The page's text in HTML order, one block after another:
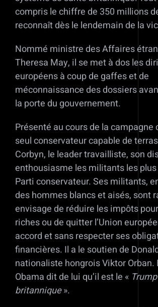
compris le chiffre de 350 millions
reconnaît dès le lendemain de la
Nommé ministre des Affaires
Theresa May, il se met à dos les
européens à coup de gaffes et de
méconnaissance des dossiers
la porte du gouvernement.
Présenté au cours de la campagne
seul conservateur capable de
Corbyn, le leader travailliste, son
enthousiasme les militants les
Parti conservateur. Ses militants,
des hommes blancs et aisés, sont
envisage de réduire les impôts
riches ou de quitter l’Union
accord et sans respecter ses
financières. Il a le soutien de
nationaliste hongrois Viktor Orban.
Obama dit de lui qu’il est le « Trump
britannique».